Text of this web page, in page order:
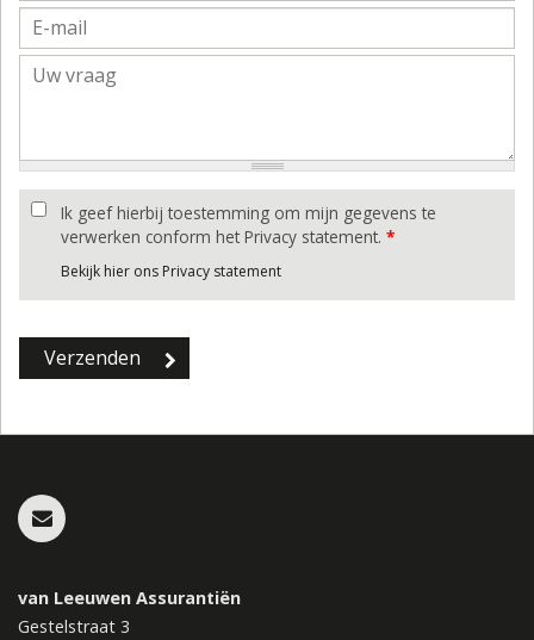
Ik geef hierbij toestemming om mijn gegevens te
verwerken conform het Privacy statement. *
Bekijk hier ons Privacy statement
van Leeuwen Assurantiën
Gestelstraat 3